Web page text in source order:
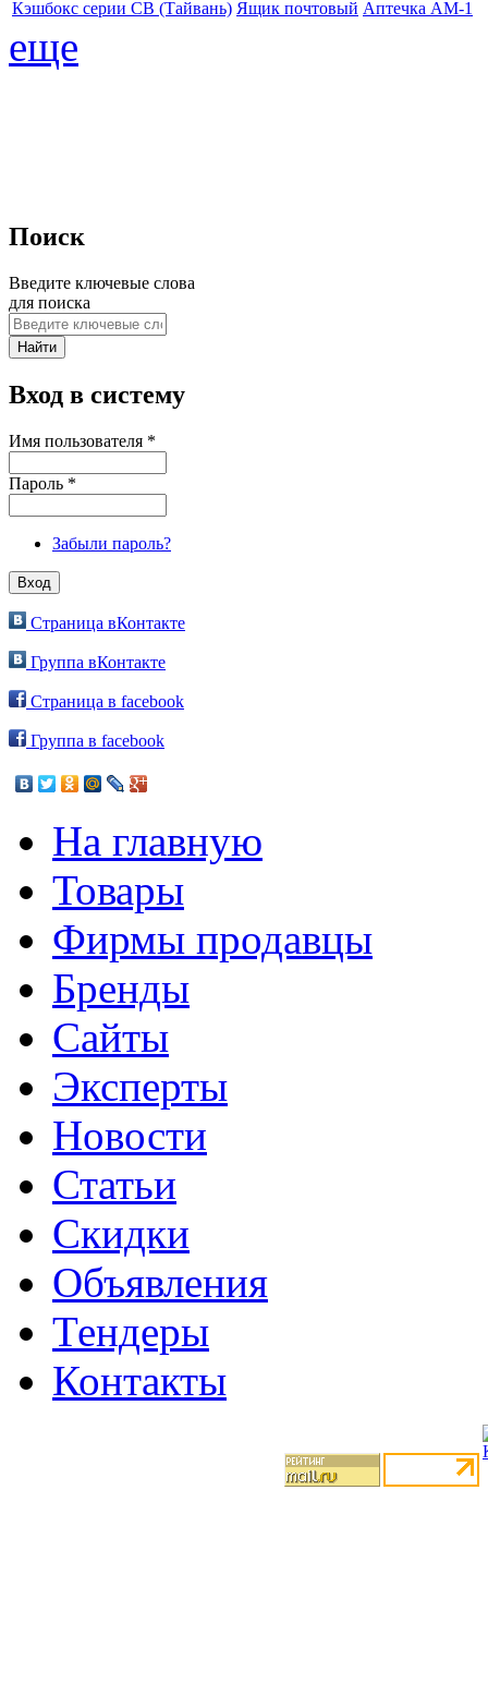
Кэшбокс серии CB (Тайвань) Ящик почтовый Аптечка АМ-1
еще
Поиск
Введите ключевые слова
для поиска
Вход в систему
Имя пользователя *
Пароль *
Забыли пароль?
Страница вКонтакте
Группа вКонтакте
Страница в facebook
Группа в facebook
На главную
Товары
Фирмы продавцы
Бренды
Сайты
Эксперты
Новости
Статьи
Скидки
Объявления
Тендеры
Контакты